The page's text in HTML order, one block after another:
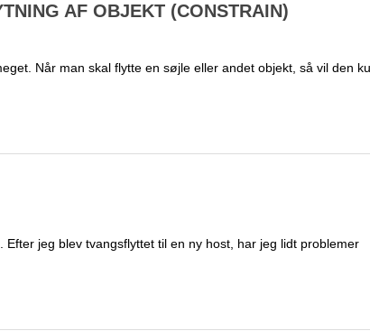
AF OBJEKT (CONSTRAIN)
Når man skal flytte en søjle eller andet objekt, så vil den
jeg blev tvangsflyttet til en ny host, har jeg lidt problemer